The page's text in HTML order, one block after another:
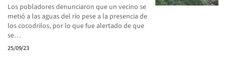
Los pobladores denunciaron que un vecino se
metió a las aguas del río pese a la presencia de
los cocodrilos, por lo que fue alertado de que
se…
25/09/23